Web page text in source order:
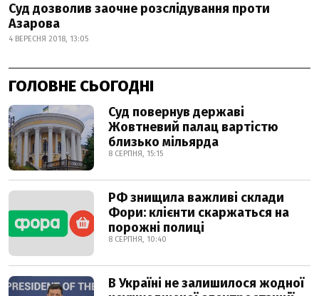
Суд дозволив заочне розслідування проти
Азарова
4 ВЕРЕСНЯ 2018, 13:05
ГОЛОВНЕ СЬОГОДНІ
Суд повернув державі
Жовтневий палац вартістю
близько мільярда
8 СЕРПНЯ, 15:15
РФ знищила важливі склади
Фори: клієнти скаржаться на
порожні полиці
8 СЕРПНЯ, 10:40
В Україні не залишилося жодної